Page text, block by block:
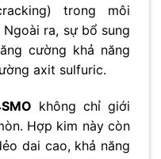
trong môi
ra, sự bổ sung
cường khả năng
axit sulfuric.
không chỉ giới
Hợp kim này còn
dai cao, khả năng